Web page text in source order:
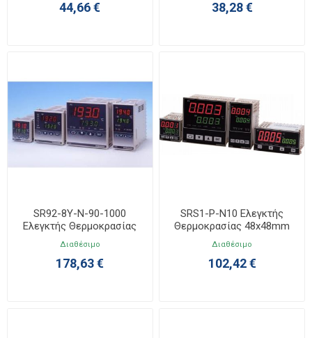
44,66 € 38,28 €
SR92-8Y-N-90-1000
Ελεγκτής Θερμοκρασίας
72x72mm
Διαθέσιμο
178,63 €
SRS1-P-N10 Ελεγκτής
Θερμοκρασίας 48x48mm
Διαθέσιμο
102,42 €